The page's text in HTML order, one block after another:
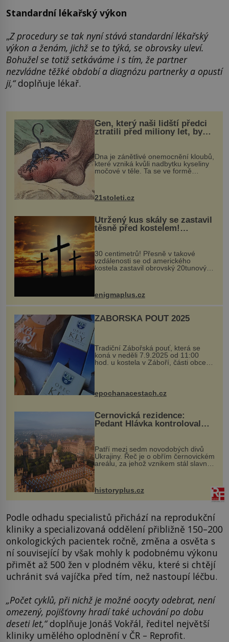
Standardní lékařský výkon
„Z procedury se tak nyní stává standardní lékařský
výkon a ženám, jichž se to týká, se obrovsky uleví.
Bohužel se totiž setkáváme i s tím, že partner
nezvládne těžké období a diagnózu partnerky a opustí
ji,“doplňuje lékař.
Gen, který naši lidští předci
ztratili před miliony let, by
mohl pomoci s léčbou
„nemoci králů“
Dna je zánětlivé onemocnění kloubů,
které vzniká kvůli nadbytku kyseliny
močové v těle. Ta se ve formě
nohou, a způsobuje bole...
21stoleti.cz
Utržený kus skály se zastavil
těsně před kostelem!
Ochránila ho boží síla?
30 centimetrů! Přesně v takové
vzdálenosti se od amerického
kostela zastavil obrovský 20tunový
...
enigmaplus.cz
ZÁBOŘSKÁ POUŤ 2025
Tradiční Zábořská pouť, která se
koná v neděli 7.9.2025 od 11:00
hod. u kostela v Záboří, části obce
Kly u Mělníka. V programu naleznete
komentovanou prohlídku kostela,
epochanacestach.cz
Černovická rezidence:
Pedant Hlávka kontroloval
Patří mezi sedm novodobých divů
Ukrajiny. Řeč je o obřím černovickém
areálu, za jehož vznikem stál slavný
český architekt Josef Hlávka. Ten si
na něm dal mimořádně záležet. Jeho
historyplus.cz
Podle odhadu specialistů přichází na reprodukční
kliniky a specializovaná oddělení přibližně 150–200
onkologických pacientek ročně, změna a osvěta s
ní související by však mohly k podobnému výkonu
přimět až 500 žen v plodném věku, které si chtějí
uchránit svá vajíčka před tím, než nastoupí léčbu.
„Počet cyklů, při nichž je možné oocyty odebrat, není
omezený, pojišťovny hradí také uchování po dobu
deseti let,“doplňuje Jonáš Vokřál, ředitel největší
kliniky umělého oplodnění v ČR – Reprofit.